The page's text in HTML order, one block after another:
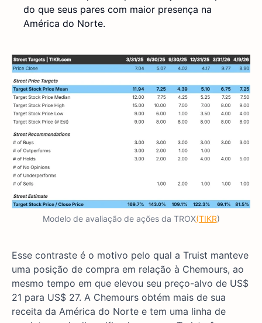
do que seus pares com maior presença na
América do Norte.
Modelo de avaliação de ações da TROX(TIKR)
Esse contraste é o motivo pelo qual a Truist manteve
uma posição de compra em relação à Chemours, ao
mesmo tempo em que elevou seu preço-alvo de US$
21 para US$ 27. A Chemours obtém mais de sua
receita da América do Norte e tem uma linha de